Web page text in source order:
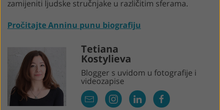
zamijeniti ljudske stručnjake u različitim sferama.
Pročitajte Anninu punu biografiju
Tetiana
Kostylieva
Blogger s uvidom u fotografije i
videozapise